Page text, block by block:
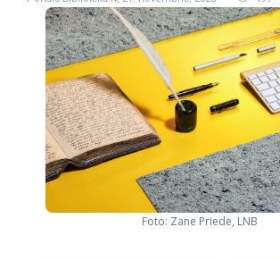
Foto: Zane Priede, LNB